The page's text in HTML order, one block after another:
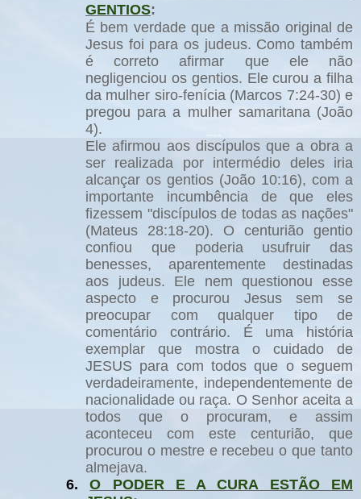
GENTIOS:
É bem verdade que a missão original de
Jesus foi para os judeus. Como também
é correto afirmar que ele não
negligenciou os gentios. Ele curou a filha
da mulher siro-fenícia (Marcos 7:24-30) e
pregou para a mulher samaritana (João
4).
Ele afirmou aos discípulos que a obra a
ser realizada por intermédio deles iria
alcançar os gentios (João 10:16), com a
importante incumbência de que eles
fizessem "discípulos de todas as nações"
(Mateus 28:18-20). O centurião gentio
confiou que poderia usufruir das
benesses, aparentemente destinadas
aos judeus. Ele nem questionou esse
aspecto e procurou Jesus sem se
preocupar com qualquer tipo de
comentário contrário. É uma história
exemplar que mostra o cuidado de
JESUS para com todos que o seguem
verdadeiramente, independentemente de
nacionalidade ou raça. O Senhor aceita a
todos que o procuram, e assim
aconteceu com este centurião, que
procurou o mestre e recebeu o que tanto
almejava.
6.
O PODER E A CURA ESTÃO EM